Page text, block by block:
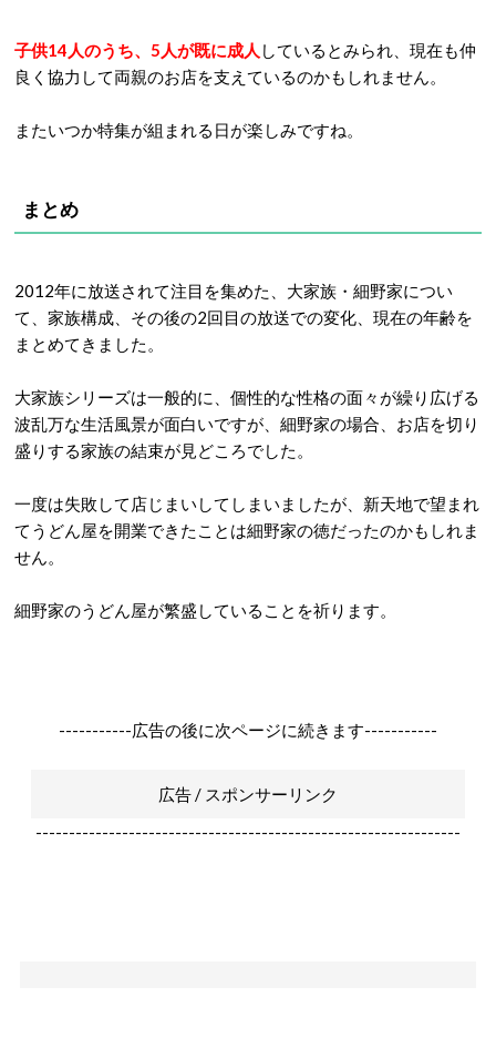
子供14人のうち、5人が既に成人 しているとみられ、現在も仲
良く協力して両親のお店を支えているのかもしれません。
またいつか特集が組まれる日が楽しみですね。
まとめ
2012年に放送されて注目を集めた、大家族・細野家につい
て、家族構成、その後の2回目の放送での変化、現在の年齢を
まとめてきました。
大家族シリーズは一般的に、個性的な性格の面々が繰り広げる
波乱万な生活風景が面白いですが、細野家の場合、お店を切り
盛りする家族の結束が見どころでした。
一度は失敗して店じまいしてしまいましたが、新天地で望まれ
てうどん屋を開業できたことは細野家の徳だったのかもしれま
せん。
細野家のうどん屋が繁盛していることを祈ります。
-----------広告の後に次ページに続きます-----------
広告 / スポンサーリンク
----------------------------------------------------------------